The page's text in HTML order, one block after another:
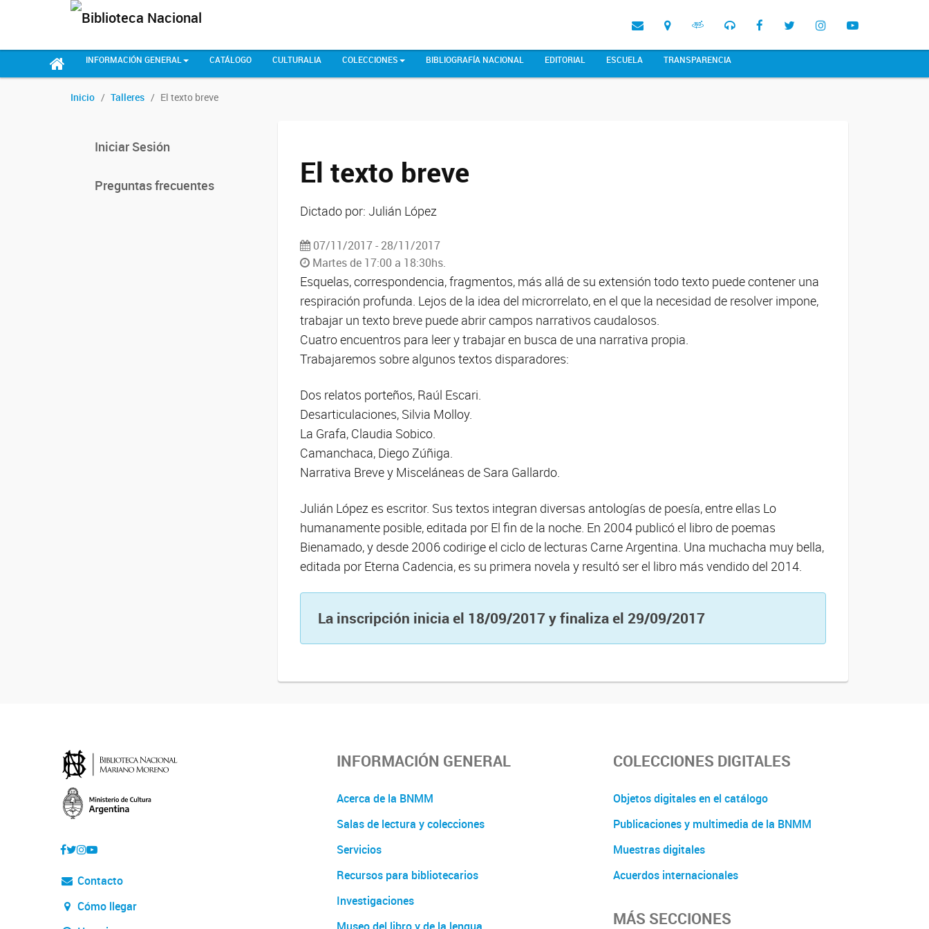
INFORMACIÓN GENERAL CATÁLOGO CULTURALIA COLECCIONES BIBLIOGRAFÍA NACIONAL EDITORIAL ESCUELA TRANSPARENCIA
Inicio Talleres El texto breve
Iniciar Sesión
Preguntas frecuentes El texto breve
Dictado por: Julián López
07/11/2017 - 28/11/2017
Martes de 17:00 a 18:30hs.
Esquelas, correspondencia, fragmentos, más allá de su extensión todo texto puede contener una
respiración profunda. Lejos de la idea del microrrelato, en el que la necesidad de resolver impone,
trabajar un texto breve puede abrir campos narrativos caudalosos.
Cuatro encuentros para leer y trabajar en busca de una narrativa propia.
Trabajaremos sobre algunos textos disparadores:
Dos relatos porteños, Raúl Escari.
Desarticulaciones, Silvia Molloy.
La Grafa, Claudia Sobico.
Camanchaca, Diego Zúñiga.
Narrativa Breve y Misceláneas de Sara Gallardo.
Julián López es escritor. Sus textos integran diversas antologías de poesía, entre ellas Lo
humanamente posible, editada por El fin de la noche. En 2004 publicó el libro de poemas
Bienamado, y desde 2006 codirige el ciclo de lecturas Carne Argentina. Una muchacha muy bella,
editada por Eterna Cadencia, es su primera novela y resultó ser el libro más vendido del 2014.
La inscripción inicia el 18/09/2017 y finaliza el 29/09/2017
Contacto
Cómo llegar
INFORMACIÓN GENERAL
Acerca de la BNMM
Salas de lectura y colecciones
Servicios
Recursos para bibliotecarios
Investigaciones
COLECCIONES DIGITALES
Objetos digitales en el catálogo
Publicaciones y multimedia de la BNMM
Muestras digitales
Acuerdos internacionales
MÁS SECCIONES